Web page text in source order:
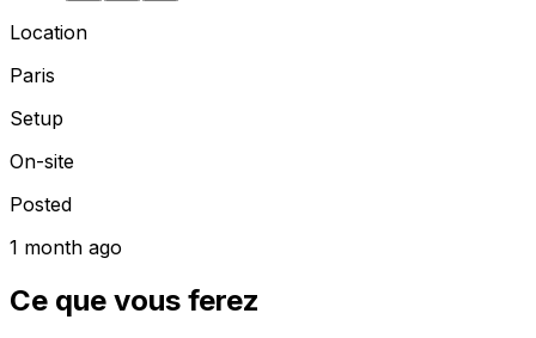
Location
Paris
Setup
On-site
Posted
1 month ago
Ce que vous ferez